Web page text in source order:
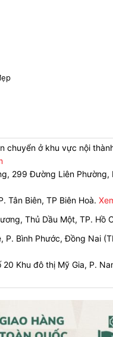
ở khu vực nội
299 Đường Liên Phường,
Tân Biên, TP Biên Hoà.
Thủ Dầu Một, TP. Hồ
Bình Phước, Đồng Nai
Khu đô thị Mỹ Gia, P.